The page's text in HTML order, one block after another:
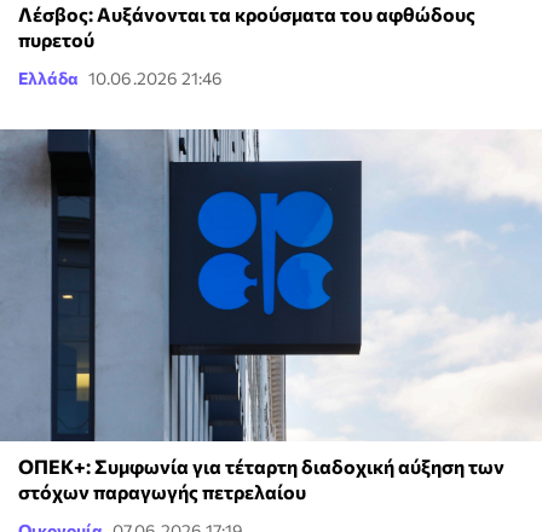
Λέσβος: Αυξάνονται τα κρούσματα του αφθώδους
πυρετού
Ελλάδα 10.06.2026 21:46
ΟΠΕΚ+: Συμφωνία για τέταρτη διαδοχική αύξηση των
στόχων παραγωγής πετρελαίου